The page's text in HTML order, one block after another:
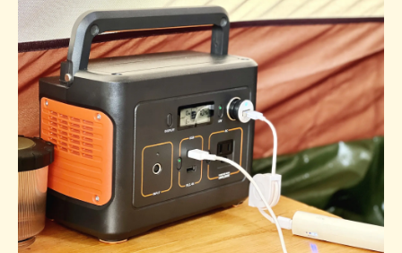
ポータブル電源のメリット・デメリット
ポータブル電源の主なメリット
ポータブル電源の主なデメリット
蓄電池の主なメリット
蓄電池の主なデメリット
代わりとして使いやすいケース
代替が難しいケース
「完全代替」より「使い分け」が現実的
定格出力の確認方法
必要な容量（Wh）の目安
出力ポートの種類と数
ソーラーパネルとの組み合わせ
バッテリーの種類と寿命・保証
ポータブル電源だけで生活できますか？
どのくらいの容量を選べばよいですか？
コスパが悪いと言われる理由は？
長く使うための注意点は？
トレンドラインが選ばれる理由
導入シミュレーション・補助金情報も無料でご案
内